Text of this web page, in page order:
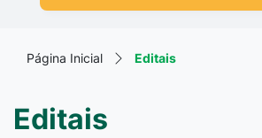
Página Inicial Editais
Editais